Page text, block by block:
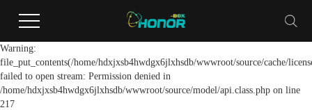
Warning:
file_put_contents(/home/hdxjxsb4hwdgx6jlxhsdb/wwwroot/source/cache/
failed to open stream: Permission denied in
/home/hdxjxsb4hwdgx6jlxhsdb/wwwroot/source/model/api.class.php on line
217